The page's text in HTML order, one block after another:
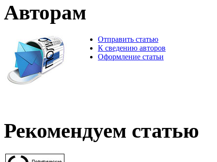
Авторам
Отправить статью
К сведению авторов
Оформление статьи
Рекомендуем статью